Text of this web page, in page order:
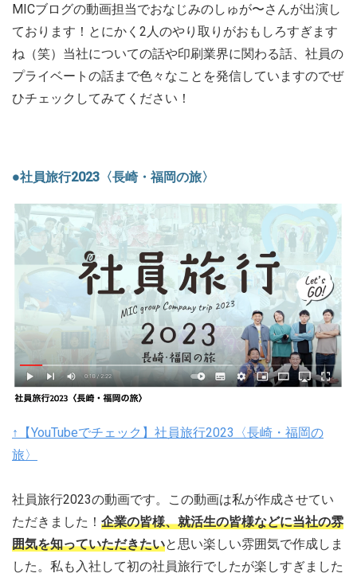
MICブログの動画担当でおなじみのしゅが〜さんが出演し
ております！とにかく2人のやり取りがおもしろすぎます
ね（笑）当社についての話や印刷業界に関わる話、社員の
プライベートの話まで色々なことを発信していますのでぜ
ひチェックしてみてください！
●社員旅行2023〈長崎・福岡の旅〉
↑【YouTubeでチェック】社員旅行2023〈長崎・福岡の
旅〉
社員旅行2023の動画です。この動画は私が作成させてい
ただきました！ 企業の皆様、就活生の皆様などに当社の雰
囲気を知っていただきたいと思い楽しい雰囲気で作成しま
した。私も入社して初の社員旅行でしたが楽しすぎました